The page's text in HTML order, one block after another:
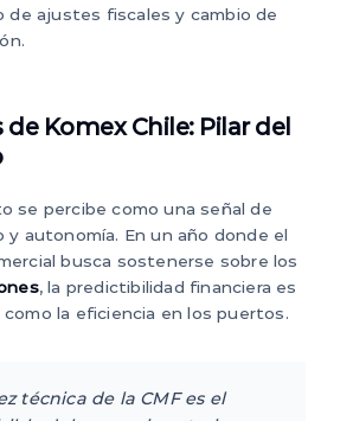
ajustes fiscales y cambio de
de Komex Chile: Pilar del
se percibe como una señal de
y autonomía. En un año donde el
busca sostenerse sobre los
, la predictibilidad financiera es
la eficiencia en los puertos.
técnica de la CMF es el